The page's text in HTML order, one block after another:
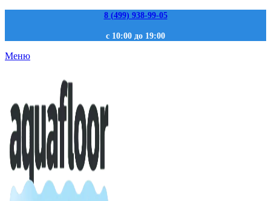
8 (499) 938-99-05
с 10:00 до 19:00
Меню